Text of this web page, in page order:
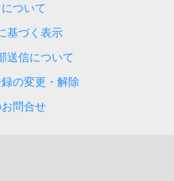
ついて
基づく表示
送信について
の変更・解除
問合せ